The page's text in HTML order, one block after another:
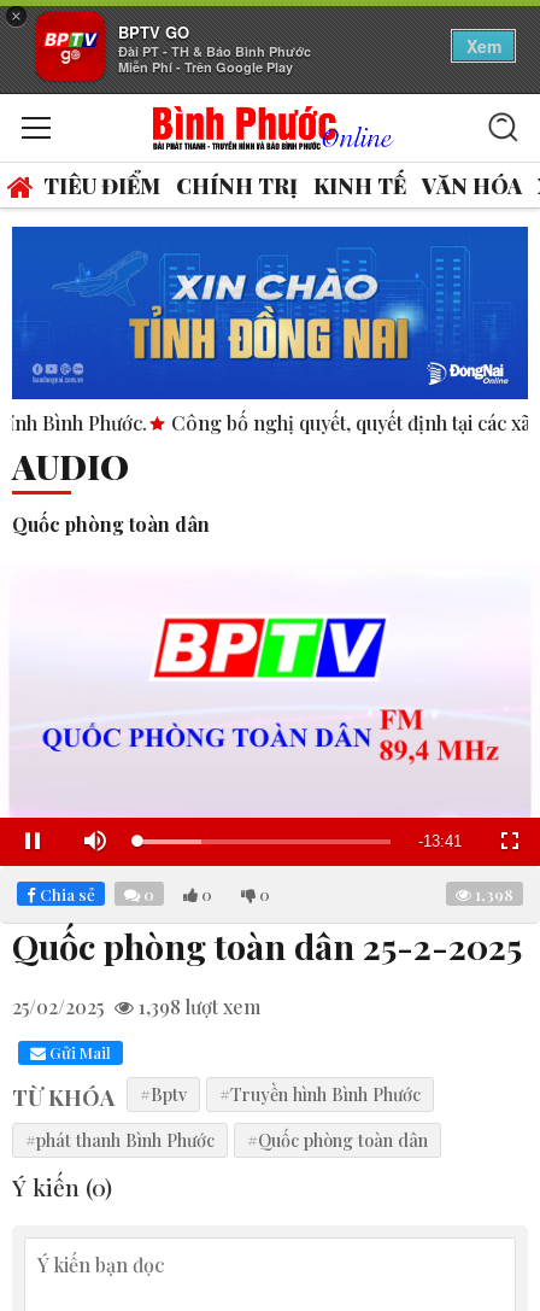
×
BPTV GO
Đài PT - TH & Báo Bình Phước
Miễn Phí - Trên Google Play
Xem
TIÊU ĐIỂM CHÍNH TRỊ KINH TẾ VĂN HÓA
Công bố nghị quyết, quyết định tại các xã, phường.
AUDIO
Quốc phòng toàn dân
Pause Mute Loaded:
25.15%
Remaining
Time
-13:40
Chia sẻ 0 0 0 1,398
Quốc phòng toàn dân 25-2-2025
25/02/2025 1,398 lượt xem
Gửi Mail
TỪ KHÓA #Bptv
#Truyền hình Bình Phước
#phát thanh Bình Phước
#Quốc phòng toàn dân
Ý kiến (0)